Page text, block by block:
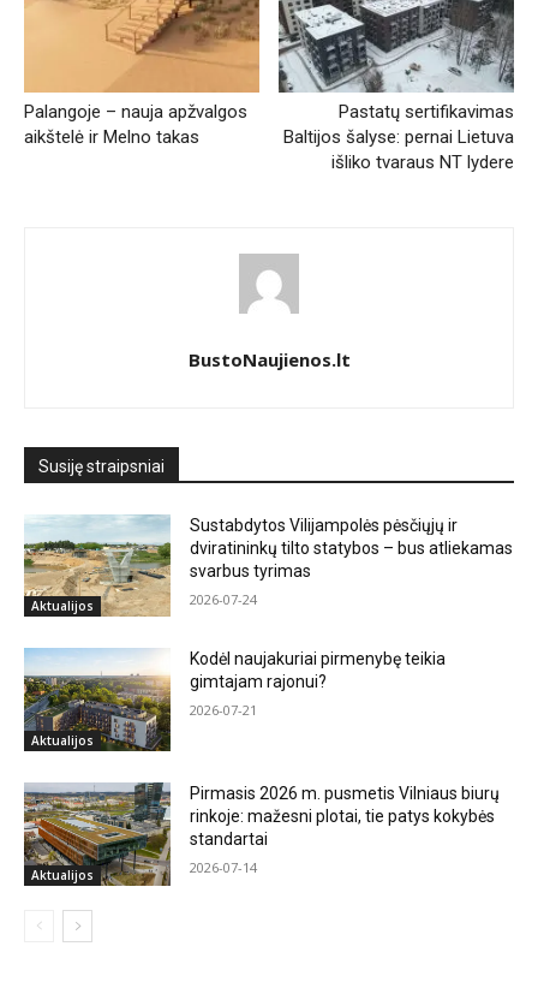
Palangoje – nauja apžvalgos
aikštelė ir Melno takas
Pastatų sertifikavimas
Baltijos šalyse: pernai Lietuva
išliko tvaraus NT lydere
BustoNaujienos.lt
Susiję straipsniai
Aktualijos
Sustabdytos Vilijampolės pėsčiųjų ir
dviratininkų tilto statybos – bus atliekamas
svarbus tyrimas
2026-07-24
Aktualijos
Kodėl naujakuriai pirmenybę teikia
gimtajam rajonui?
2026-07-21
Aktualijos
Pirmasis 2026 m. pusmetis Vilniaus biurų
rinkoje: mažesni plotai, tie patys kokybės
standartai
2026-07-14